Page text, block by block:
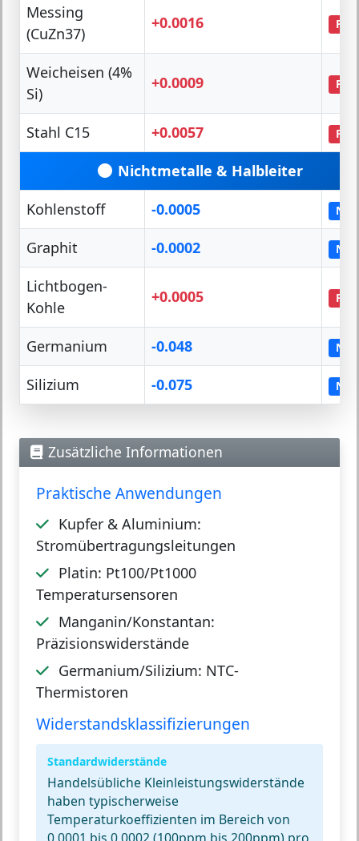
Messing
(CuZn37)
+0.0016 PTC
Weicheisen (4%
Si)
+0.0009 PTC
Stahl C15 +0.0057 PTC
Nichtmetalle & Halbleiter
Kohlenstoff
-0.0005 NTC
Graphit -0.0002 NTC
Lichtbogen-
Kohle
+0.0005 PTC
Germanium -0.048 NTC
Silizium -0.075 NTC
Zusätzliche Informationen
Praktische Anwendungen
Kupfer & Aluminium:
Stromübertragungsleitungen
Platin: Pt100/Pt1000
Temperatursensoren
Manganin/Konstantan:
Präzisionswiderstände
Germanium/Silizium: NTC-
Thermistoren
Widerstandsklassifizierungen
Standardwiderstände
Handelsübliche Kleinleistungswiderstände
haben typischerweise
Temperaturkoeffizienten im Bereich von